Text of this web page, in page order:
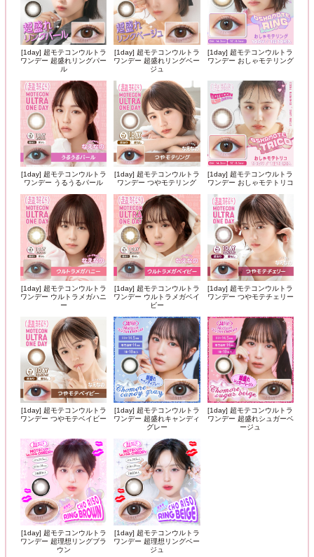
[1day] 超モテコンウルトラ
ワンデー 超盛れリングパー
ル
[1day] 超モテコンウルトラ
ワンデー 超盛れリングベー
ジュ
[1day] 超モテコンウルトラ
ワンデー おしゃモテリング
[1day] 超モテコンウルトラ
ワンデー うるうるパール
[1day] 超モテコンウルトラ
ワンデー つやモテリング
[1day] 超モテコンウルトラ
ワンデー おしゃモテトリコ
[1day] 超モテコンウルトラ
ワンデー ウルトラメガハニ
ー
[1day] 超モテコンウルトラ
ワンデー ウルトラメガベイ
ビー
[1day] 超モテコンウルトラ
ワンデー つやモテチェリー
[1day] 超モテコンウルトラ
ワンデー つやモテベイビー
[1day] 超モテコンウルトラ
ワンデー 超盛れキャンディ
グレー
[1day] 超モテコンウルトラ
ワンデー 超盛れシュガーベ
ージュ
[1day] 超モテコンウルトラ
ワンデー 超理想リングブラ
ウン
[1day] 超モテコンウルトラ
ワンデー 超理想リングベー
ジュ